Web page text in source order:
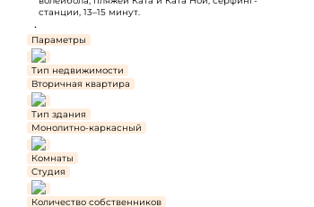
станции, 13–15 минут.
Параметры
Тип недвижимости
Вторичная квартира
Тип здания
Монолитно-каркасный
Комнаты
Студия
Количество собственников